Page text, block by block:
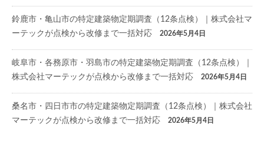
鈴鹿市・亀山市の特定建築物定期調査（12条点検）｜株式会社マ
ーテックが点検から改修まで一括対応
2026年5月4日
岐阜市・各務原市・羽島市の特定建築物定期調査（12条点検）｜
株式会社マーテックが点検から改修まで一括対応
2026年5月4日
桑名市・四日市市の特定建築物定期調査（12条点検）｜株式会社
マーテックが点検から改修まで一括対応
2026年5月4日